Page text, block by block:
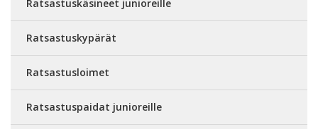
Ratsastuskäsineet junioreille
Ratsastuskypärät
Ratsastusloimet
Ratsastuspaidat junioreille